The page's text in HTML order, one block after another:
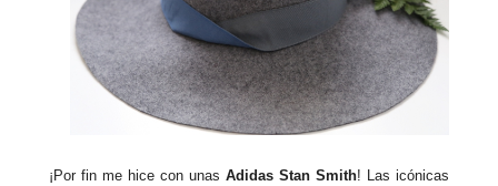
¡Por fin me hice con unas Adidas Stan Smith! Las icónicas